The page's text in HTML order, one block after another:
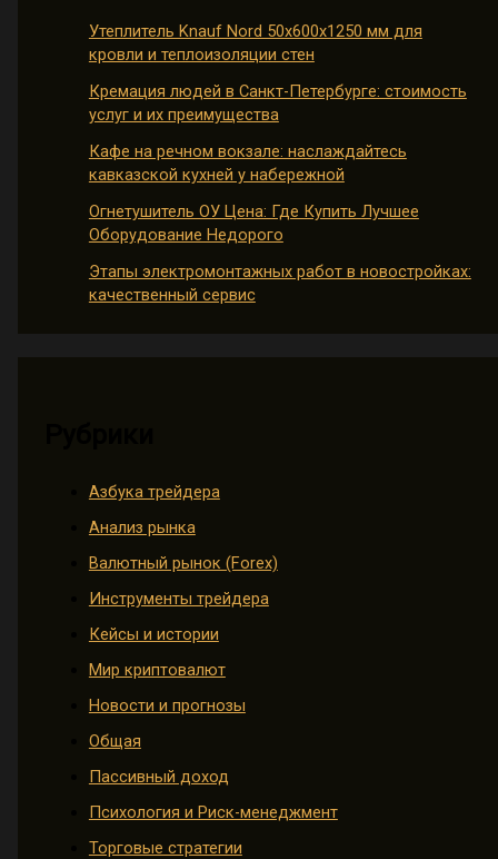
Утеплитель Knauf Nord 50х600х1250 мм для
кровли и теплоизоляции стен
Кремация людей в Санкт-Петербурге: стоимость
услуг и их преимущества
Кафе на речном вокзале: наслаждайтесь
кавказской кухней у набережной
Огнетушитель ОУ Цена: Где Купить Лучшее
Оборудование Недорого
Этапы электромонтажных работ в новостройках:
качественный сервис
Азбука трейдера
Анализ рынка
Валютный рынок (Forex)
Инструменты трейдера
Кейсы и истории
Мир криптовалют
Новости и прогнозы
Общая
Пассивный доход
Психология и Риск-менеджмент
Торговые стратегии